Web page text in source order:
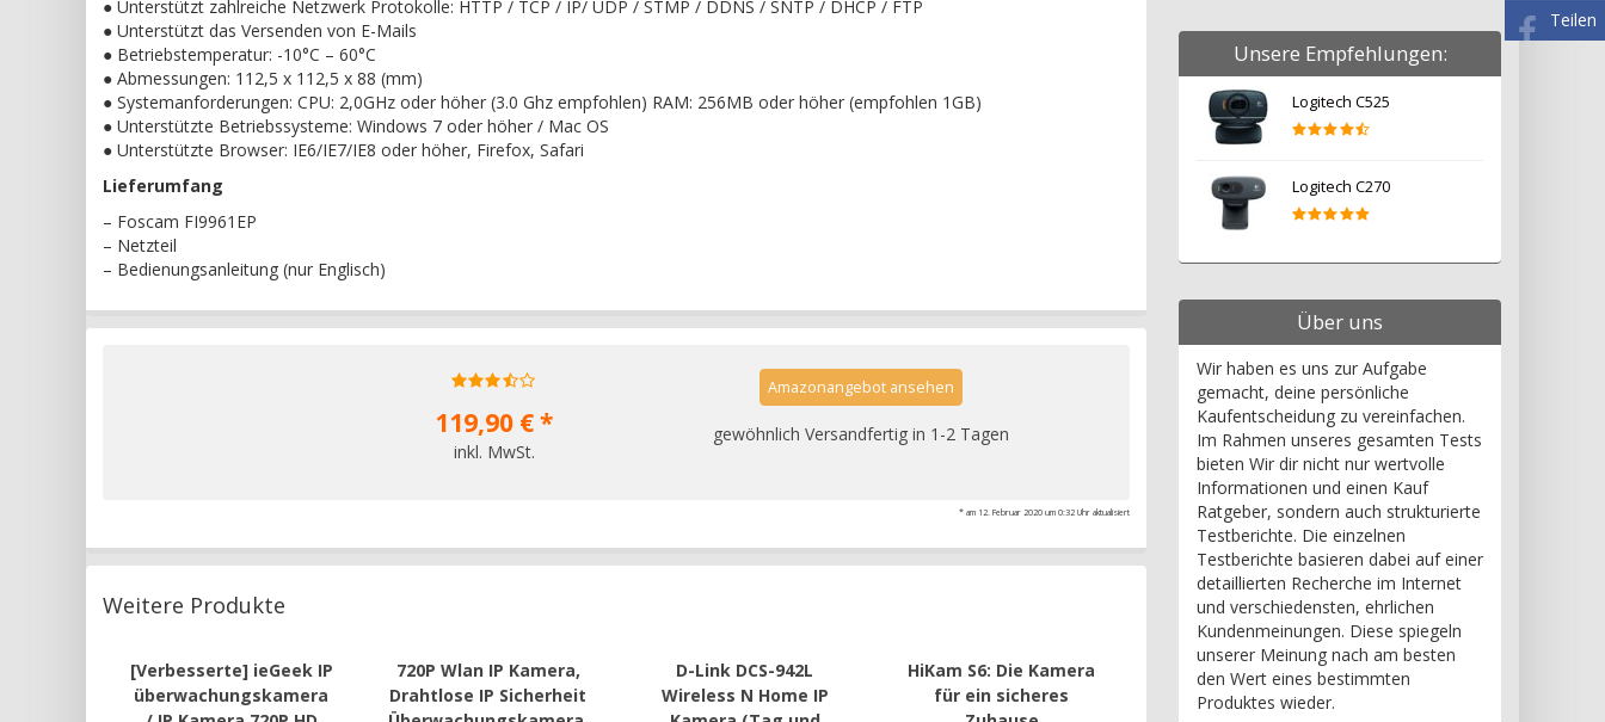
Teilen
● Unterstützt zahlreiche Netzwerk Protokolle: HTTP / TCP / IP/ UDP / STMP / DDNS / SNTP / DHCP / FTP
● Unterstützt das Versenden von E-Mails
● Betriebstemperatur: -10°C – 60°C
● Abmessungen: 112,5 x 112,5 x 88 (mm)
● Systemanforderungen: CPU: 2,0GHz oder höher (3.0 Ghz empfohlen) RAM: 256MB oder höher (empfohlen 1GB)
● Unterstützte Betriebssysteme: Windows 7 oder höher / Mac OS
● Unterstützte Browser: IE6/IE7/IE8 oder höher, Firefox, Safari
Lieferumfang
– Foscam FI9961EP
– Netzteil
– Bedienungsanleitung (nur Englisch)
119,90 € *
inkl. MwSt.
Amazonangebot ansehen
gewöhnlich Versandfertig in 1-2 Tagen
* am 12. Februar 2020 um 0:32 Uhr aktualisiert
Weitere Produkte
[Verbesserte] ieGeek IP
überwachungskamera
720P Wlan IP Kamera,
Drahtlose IP Sicherheit
D-Link DCS-942L
Wireless N Home IP
HiKam S6: Die Kamera
für ein sicheres
Unsere Empfehlungen:
Logitech C525
Logitech C270
Über uns
Wir haben es uns zur Aufgabe
gemacht, deine persönliche
Kaufentscheidung zu vereinfachen.
Im Rahmen unseres gesamten Tests
bieten Wir dir nicht nur wertvolle
Informationen und einen Kauf
Ratgeber, sondern auch strukturierte
Testberichte. Die einzelnen
Testberichte basieren dabei auf einer
detaillierten Recherche im Internet
und verschiedensten, ehrlichen
Kundenmeinungen. Diese spiegeln
unserer Meinung nach am besten
den Wert eines bestimmten
Produktes wieder.